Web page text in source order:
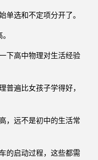
单选和不定项分开了。
下高中物理对生活经验
普遍比女孩子学得好，
，远不是初中的生活常
的启动过程，这些都需